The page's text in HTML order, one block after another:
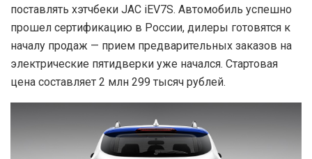
поставлять хэтчбеки JAC iEV7S. Автомобиль успешно
прошел сертификацию в России, дилеры готовятся к
началу продаж — прием предварительных заказов на
электрические пятидверки уже начался. Стартовая
цена составляет 2 млн 299 тысяч рублей.